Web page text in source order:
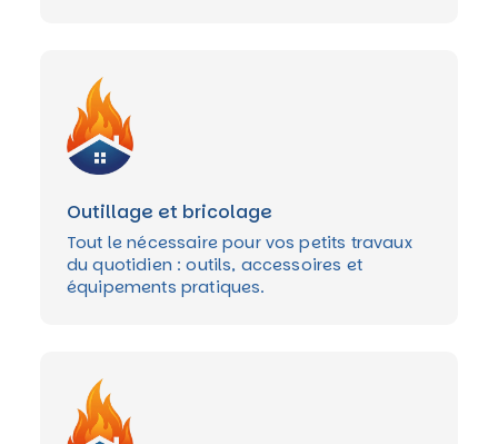
Outillage et bricolage
Tout le nécessaire pour vos petits travaux
du quotidien : outils, accessoires et
équipements pratiques.